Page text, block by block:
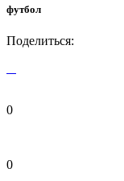
футбол
Поделиться:
0
0